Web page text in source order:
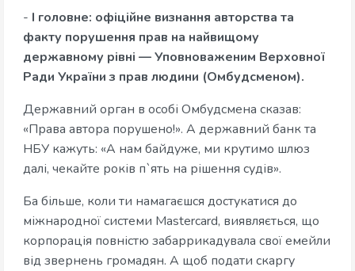
- І головне: офіційне визнання авторства та
факту порушення прав на найвищому
державному рівні — Уповноваженим Верховної
Ради України з прав людини (Омбудсменом).
Державний орган в особі Омбудсмена сказав:
«Права автора порушено!». А державний банк та
НБУ кажуть: «А нам байдуже, ми крутимо шлюз
далі, чекайте років п`ять на рішення судів».
Ба більше, коли ти намагаєшся достукатися до
міжнародної системи Mastercard, виявляється, що
корпорація повністю забаррикадувала свої емейли
від звернень громадян. А щоб подати скаргу